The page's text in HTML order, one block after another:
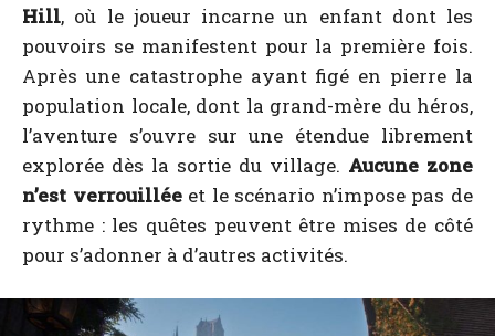
Hill, où le joueur incarne un enfant dont les
pouvoirs se manifestent pour la première fois.
Après une catastrophe ayant figé en pierre la
population locale, dont la grand-mère du héros,
l’aventure s’ouvre sur une étendue librement
explorée dès la sortie du village. Aucune zone
n’est verrouilléeet le scénario n’impose pas de
rythme : les quêtes peuvent être mises de côté
pour s’adonner à d’autres activités.